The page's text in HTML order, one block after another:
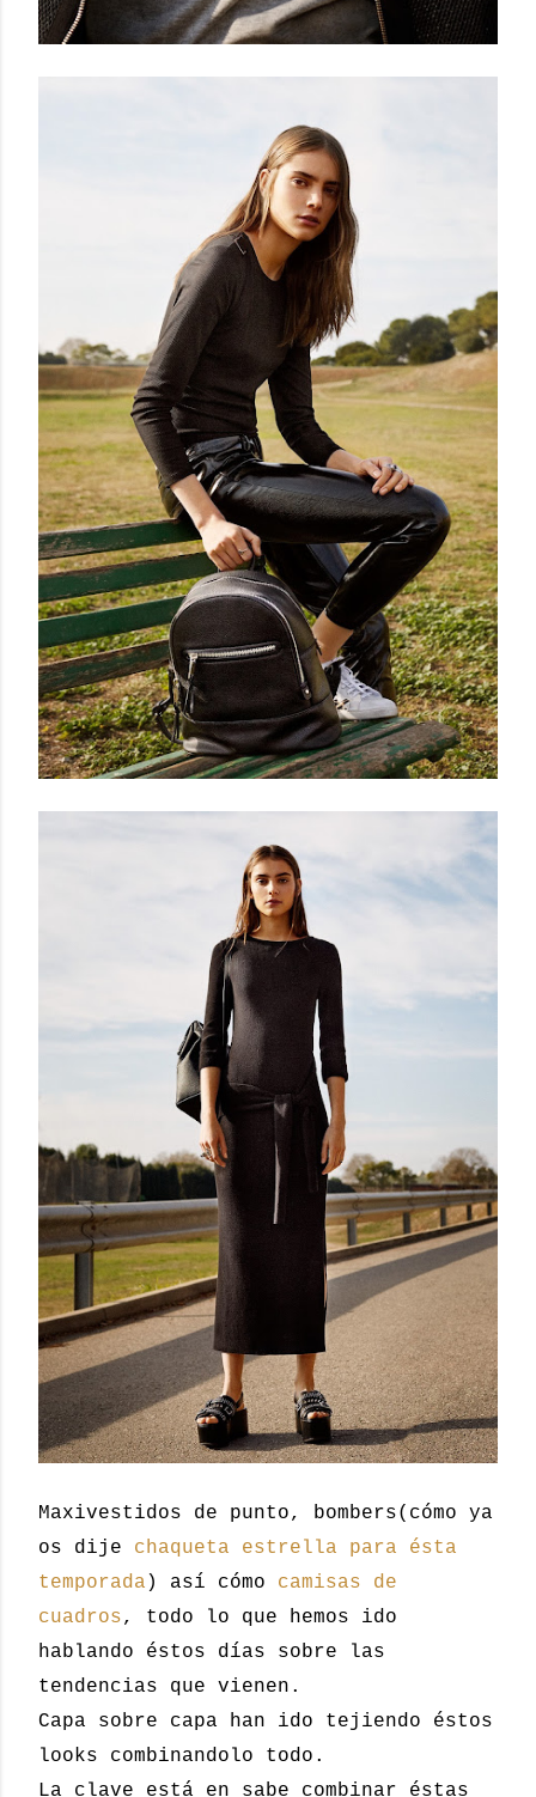
Maxivestidos de punto, bombers(cómo ya
os dije chaqueta estrella para ésta
temporada ) así cómo camisas de
cuadros, todo lo que hemos ido
hablando éstos días sobre las
tendencias que vienen.
Capa sobre capa han ido tejiendo éstos
looks combinandolo todo.
La clave está en sabe combinar éstas